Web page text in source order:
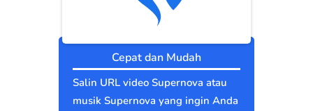
Cepat dan Mudah
Salin URL video Supernova atau
musik Supernova yang ingin Anda